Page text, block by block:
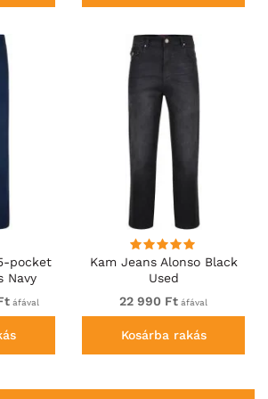
pocket
Navy
áfával
Kam Jeans Alonso Black
Used
22 990 Ft áfával
Kosárba rakás